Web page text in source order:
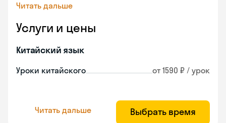
Читать дальше
Услуги и цены
Китайский язык
Уроки китайского от 1590 ₽ / урок
Читать дальше Выбрать время